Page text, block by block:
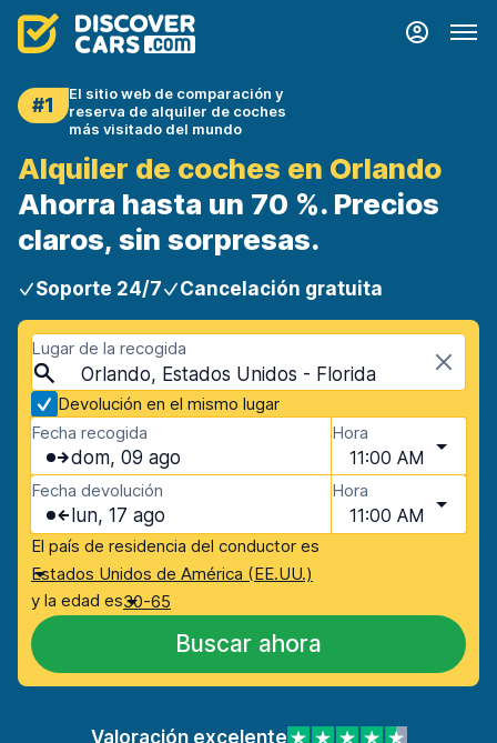
#1
El sitio web de comparación y
reserva de alquiler de coches
más visitado del mundo
Alquiler de coches en Orlando
Ahorra hasta un 70 %. Precios
claros, sin sorpresas.
Soporte 24/7 Cancelación gratuita
Lugar de la recogida
Orlando, Estados Unidos - Florida
Devolución en el mismo lugar
Fecha recogida
dom, 09 ago
Hora
11:00 AM
Fecha devolución
lun, 17 ago
Hora
11:00 AM
El país de residencia del conductor es
Estados Unidos de América (EE.UU.)
y la edad es30-65
Buscar ahora
Valoración excelente